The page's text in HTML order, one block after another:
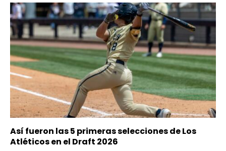
Así fueron las 5 primeras selecciones de Los
Atléticos en el Draft 2026